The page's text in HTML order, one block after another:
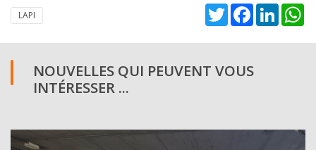
LAPI TwitterFacebook
NOUVELLES QUI PEUVENT VOUS
INTÉRESSER ...